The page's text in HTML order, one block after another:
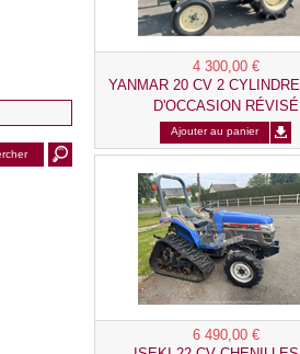
4 300,00 €
YANMAR 20 CV 2
D'OCCASION RÉVISÉ
Ajouter au panier
6 490,00 €